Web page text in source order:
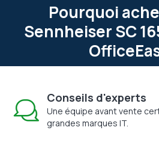
Pourquoi
Sennheiser SC
Conseils d'experts
Une équipe avant vente
grandes marques IT.